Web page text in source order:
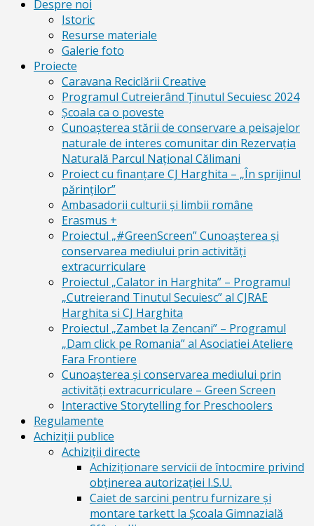
Despre noi
Istoric
Resurse materiale
Galerie foto
Proiecte
Caravana Reciclării Creative
Programul Cutreierând Ținutul Secuiesc 2024
Școala ca o poveste
Cunoaşterea stării de conservare a peisajelor
naturale de interes comunitar din Rezervaţia
Naturală Parcul Naţional Călimani
Proiect cu finanţare CJ Harghita – „În sprijinul
părinţilor”
Ambasadorii culturii și limbii române
Erasmus +
Proiectul „#GreenScreen” Cunoașterea şi
conservarea mediului prin activităţi
extracurriculare
Proiectul „Calator in Harghita” – Programul
„Cutreierand Tinutul Secuiesc” al CJRAE
Harghita si CJ Harghita
Proiectul „Zambet la Zencani” – Programul
„Dam click pe Romania” al Asociatiei Ateliere
Fara Frontiere
Cunoașterea și conservarea mediului prin
activități extracurriculare – Green Screen
Interactive Storytelling for Preschoolers
Regulamente
Achiziții publice
Achiziții directe
Achiziționare servicii de întocmire privind
obținerea autorizației I.S.U.
Caiet de sarcini pentru furnizare și
montare tarkett la Școala Gimnazială